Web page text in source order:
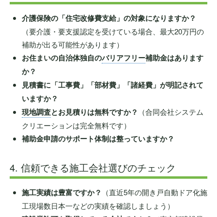
介護保険の「住宅改修費支給」の対象になりますか？
（要介護・要支援認定を受けている場合、最大20万円の
補助が出る可能性があります）
お住まいの自治体独自のバリアフリー補助金はあります
か？
見積書に「工事費」「部材費」「諸経費」が明記されて
いますか？
現地調査とお見積りは無料ですか？ （合同会社システム
クリエーションは完全無料です）
補助金申請のサポート体制は整っていますか？
4. 信頼できる施工会社選びのチェック
施工実績は豊富ですか？ （直近5年の開き戸自動ドア化施
工現場数日本一などの実績を確認しましょう）